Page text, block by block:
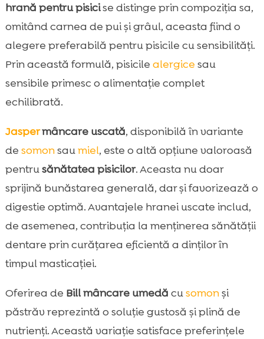
hrană pentru pisicise distinge prin compoziția sa,
omitând carnea de pui și grâul, aceasta fiind o
alegere preferabilă pentru pisicile cu sensibilități.
Prin această formulă, pisicile alergice sau
sensibile primesc o alimentație complet
echilibrată.
Jaspermâncare uscată, disponibilă în variante
de somonsaumiel, este o altă opțiune valoroasă
pentrusănătatea pisicilor. Aceasta nu doar
sprijină bunăstarea generală, dar și favorizează o
digestie optimă. Avantajele hranei uscate includ,
de asemenea, contribuția la menținerea sănătății
dentare prin curățarea eficientă a dinților în
timpul masticației.
Oferirea de Bill mâncare umedă cusomonși
păstrăv reprezintă o soluție gustosă și plină de
nutrienți. Această variație satisface preferințele